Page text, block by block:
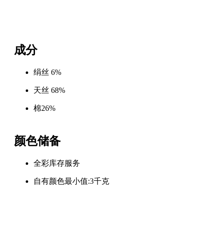
成分
绢丝 6%
天丝 68%
棉26%
颜色储备
全彩库存服务
自有颜色最小值:3千克